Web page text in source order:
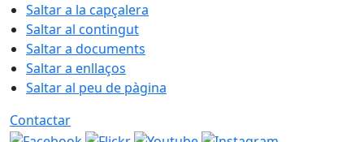
Saltar a la capçalera
Saltar al contingut
Saltar a documents
Saltar a enllaços
Saltar al peu de pàgina
Contactar